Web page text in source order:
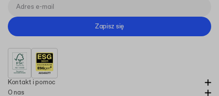
Kontakt i pomoc
O nas
Zapisz się